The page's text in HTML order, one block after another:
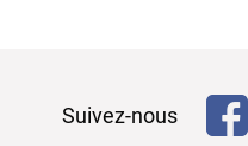
Suivez-nous